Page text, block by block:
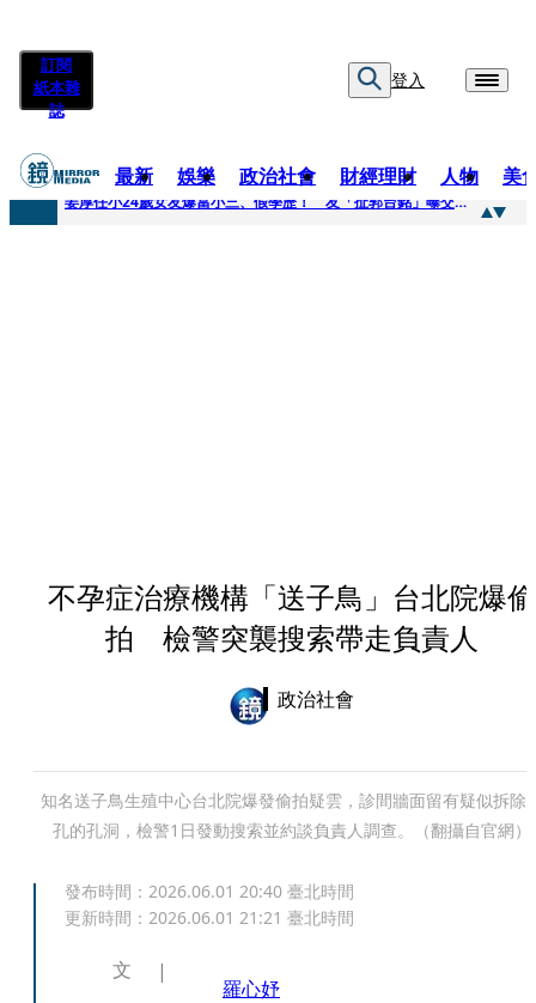
訂閱
紙本雜
誌
登入
最新 娛樂 政治社會 財經理財 人物 美
快訊
姜厚任小24歲女友爆當小三、假學歷！ 友「扯郭台銘」曝交往內幕：我們又不像他
不孕症治療機構「送子鳥」台北院爆偷
拍 檢警突襲搜索帶走負責人
政治社會
知名送子鳥生殖中心台北院爆發偷拍疑雲，診間牆面留有疑似拆除
孔的孔洞，檢警1日發動搜索並約談負責人調查。（翻攝自官網）
發布時間： 2026.06.01 20:40 臺北時間
更新時間： 2026.06.01 21:21 臺北時間
文
羅心妤